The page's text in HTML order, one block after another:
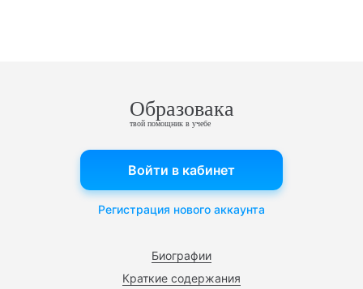
Образовака
твой помощник в учебе
Биографии
Краткие содержания
Войти в кабинет
Регистрация нового аккаунта